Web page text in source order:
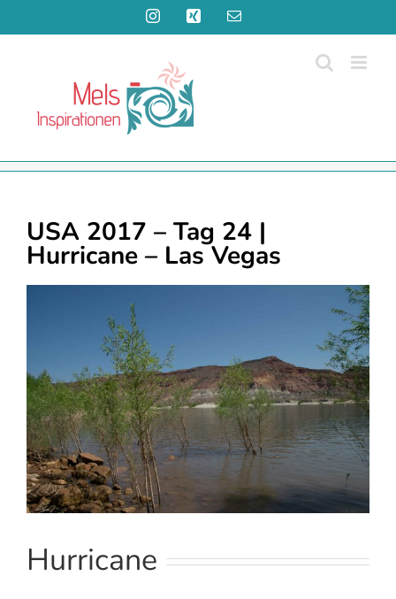
Inhalt
InstagramXing
E-
USA 2017 – Tag 24 |
Hurricane – Las Vegas
Hurricane